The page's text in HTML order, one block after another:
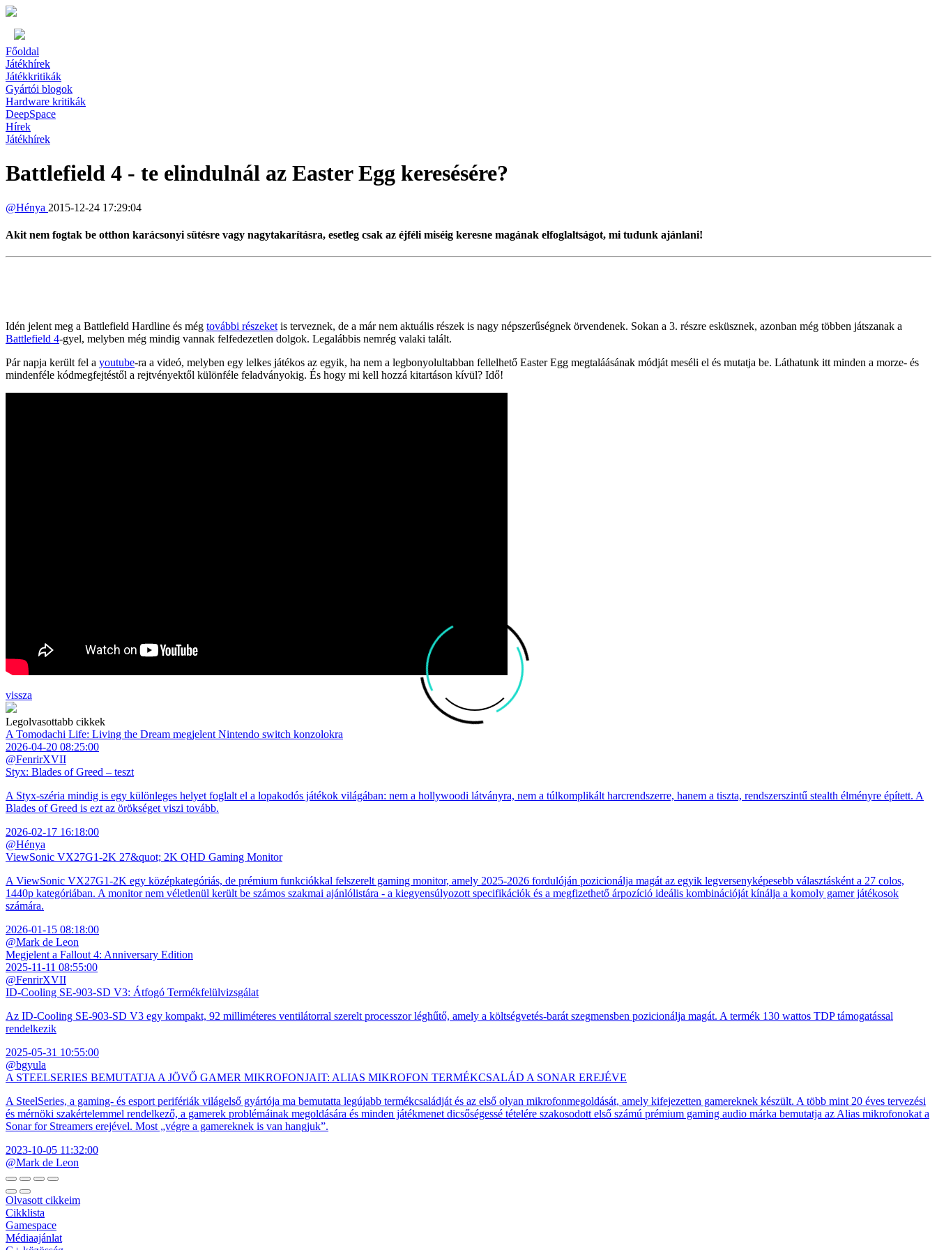
Főoldal
Játékhírek
Játékkritikák
Gyártói blogok
Hardware kritikák
DeepSpace
Hírek
Játékhírek
Battlefield 4 - te elindulnál az Easter Egg keresésére?
@Hénya 2015-12-24 17:29:04
Akit nem fogtak be otthon karácsonyi sütésre vagy nagytakarításra, esetleg csak az éjféli miséig keresne magának elfoglaltságot, mi tudunk ajánlani!
Idén jelent meg a Battlefield Hardline és még további részeket is terveznek, de a már nem aktuális részek is nagy népszerűségnek örvendenek. Sokan a 3. részre esküsznek, azonban még többen játszanak a
Battlefield 4-gyel, melyben még mindig vannak felfedezetlen dolgok. Legalábbis nemrég valaki talált.
Pár napja került fel a youtube-ra a videó, melyben egy lelkes játékos az egyik, ha nem a legbonyolultabban fellelhető Easter Egg megtaláásának módját meséli el és mutatja be. Láthatunk itt minden a morze- és
mindenféle kódmegfejtéstől a rejtvényektől különféle feladványokig. És hogy mi kell hozzá kitartáson kívül? Idő!
vissza
Legolvasottabb cikkek
A Tomodachi Life: Living the Dream megjelent Nintendo switch konzolokra
2026-04-20 08:25:00
@FenrirXVII
Styx: Blades of Greed – teszt
A Styx-széria mindig is egy különleges helyet foglalt el a lopakodós játékok világában: nem a hollywoodi látványra, nem a túlkomplikált harcrendszerre, hanem a tiszta, rendszerszintű stealth élményre épített. A
Blades of Greed is ezt az örökséget viszi tovább.
2026-02-17 16:18:00
@Hénya
ViewSonic VX27G1-2K 27&quot; 2K QHD Gaming Monitor
A ViewSonic VX27G1-2K egy középkategóriás, de prémium funkciókkal felszerelt gaming monitor, amely 2025-2026 fordulóján pozicionálja magát az egyik legversenyképesebb választásként a 27 colos,
1440p kategóriában. A monitor nem véletlenül került be számos szakmai ajánlólistára - a kiegyensúlyozott specifikációk és a megfizethető árpozíció ideális kombinációját kínálja a komoly gamer játékosok
számára.
2026-01-15 08:18:00
@Mark de Leon
Megjelent a Fallout 4: Anniversary Edition
2025-11-11 08:55:00
@FenrirXVII
ID-Cooling SE-903-SD V3: Átfogó Termékfelülvizsgálat
Az ID-Cooling SE-903-SD V3 egy kompakt, 92 milliméteres ventilátorral szerelt processzor léghűtő, amely a költségvetés-barát szegmensben pozicionálja magát. A termék 130 wattos TDP támogatással
rendelkezik
2025-05-31 10:55:00
@bgyula
A STEELSERIES BEMUTATJA A JÖVŐ GAMER MIKROFONJAIT: ALIAS MIKROFON TERMÉKCSALÁD A SONAR EREJÉVE
A SteelSeries, a gaming- és esport perifériák világelső gyártója ma bemutatta legújabb termékcsaládját és az első olyan mikrofonmegoldását, amely kifejezetten gamereknek készült. A több mint 20 éves tervezési
és mérnöki szakértelemmel rendelkező, a gamerek problémáinak megoldására és minden játékmenet dicsőségessé tételére szakosodott első számú prémium gaming audio márka bemutatja az Alias mikrofonokat a
Sonar for Streamers erejével. Most „végre a gamereknek is van hangjuk”.
2023-10-05 11:32:00
@Mark de Leon
Olvasott cikkeim
Cikklista
Gamespace
Médiaajánlat